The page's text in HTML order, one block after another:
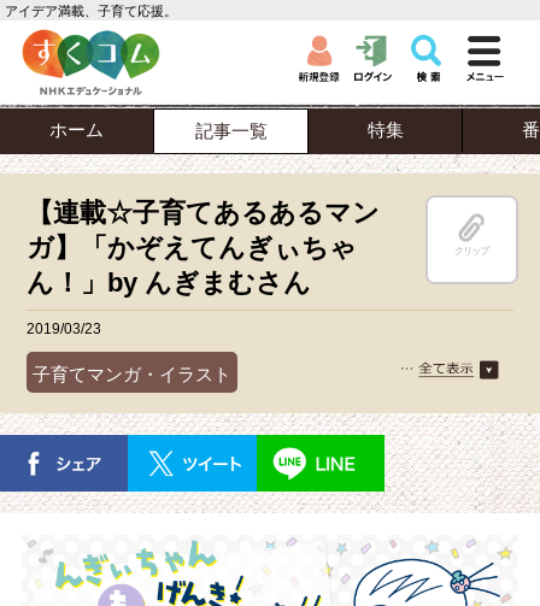
アイデア満載、子育て応援。
ホーム 記事一覧 特集
【連載☆子育てあるあるマン
ガ】「かぞえてんぎぃちゃ
ん！」by んぎまむさん
クリップ
2019/03/23
子育てマンガ・イラスト